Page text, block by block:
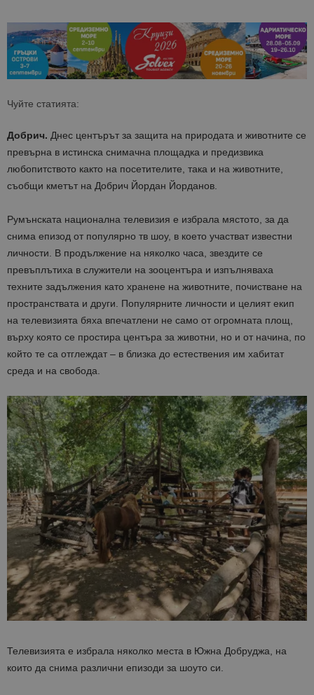
Чуйте статията:
Добрич. Днес центърът за защита на природата и животните се
превърна в истинска снимачна площадка и предизвика
любопитството както на посетителите, така и на животните,
съобщи кметът на Добрич Йордан Йорданов.
Румънската национална телевизия е избрала мястото, за да
снима епизод от популярно тв шоу, в което участват известни
личности. В продължение на няколко часа, звездите се
превъплътиха в служители на зооцентъра и изпълняваха
техните задължения като хранене на животните, почистване на
пространствата и други. Популярните личности и целият екип
на телевизията бяха впечатлени не само от огромната площ,
върху която се простира центъра за животни, но и от начина, по
който те са отглеждат – в близка до естествения им хабитат
среда и на свобода.
Телевизията е избрала няколко места в Южна Добруджа, на
които да снима различни епизоди за шоуто си.